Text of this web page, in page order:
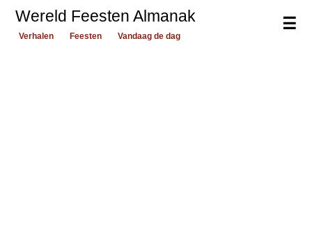
☰
Wereld Feesten Almanak
Verhalen Feesten Vandaag de dag